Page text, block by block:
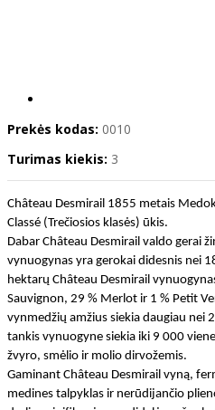
Prekės kodas: 0010
Turimas kiekis: 3
Château Desmirail 1855 metais
Classé (Trečiosios klasės) ūkis.
Dabar Château Desmirail valdo gerai
vynuogynas yra gerokai didesnis nei
hektarų Château Desmirail
Sauvignon, 29 % Merlot ir 1 % Petit
vynmedžių amžius siekia daugiau nei
tankis vynuogyne siekia iki 9 000
žvyro, smėlio ir molio dirvožemis.
Gaminant Château Desmirail vyną,
medines talpyklas ir nerūdijančio